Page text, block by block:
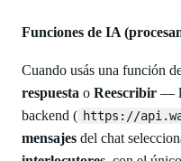
Funciones de IA
Cuando usás una función
respuesta o Reescribir —
backend ( https://
mensajes del chat